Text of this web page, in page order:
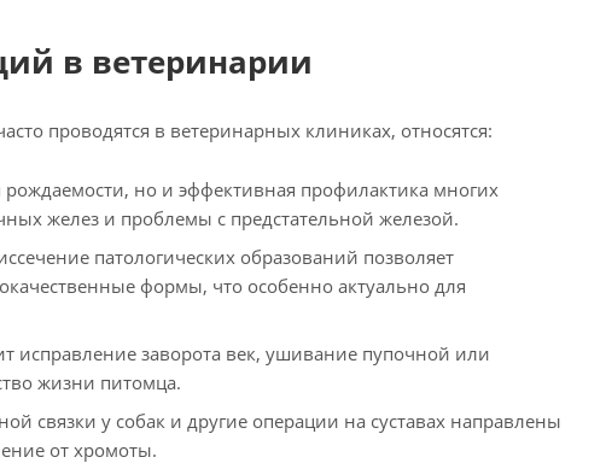
в ветеринарии
проводятся в ветеринарных клиниках, относятся:
рождаемости, но и эффективная профилактика многих
желез и проблемы с предстательной железой.
патологических образований позволяет
формы, что особенно актуально для
исправление заворота век, ушивание пупочной или
жизни питомца.
связки у собак и другие операции на суставах направлены
от хромоты.